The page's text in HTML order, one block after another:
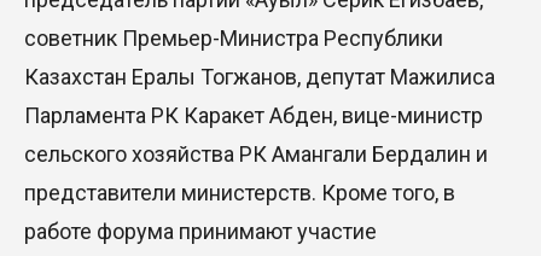
советник Премьер-Министра Республики
Казахстан Ералы Тогжанов, депутат Мажилиса
Парламента РК Каракет Абден, вице-министр
сельского хозяйства РК Амангали Бердалин и
представители министерств. Кроме того, в
работе форума принимают участие